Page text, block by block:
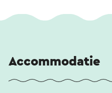
Accommodatie